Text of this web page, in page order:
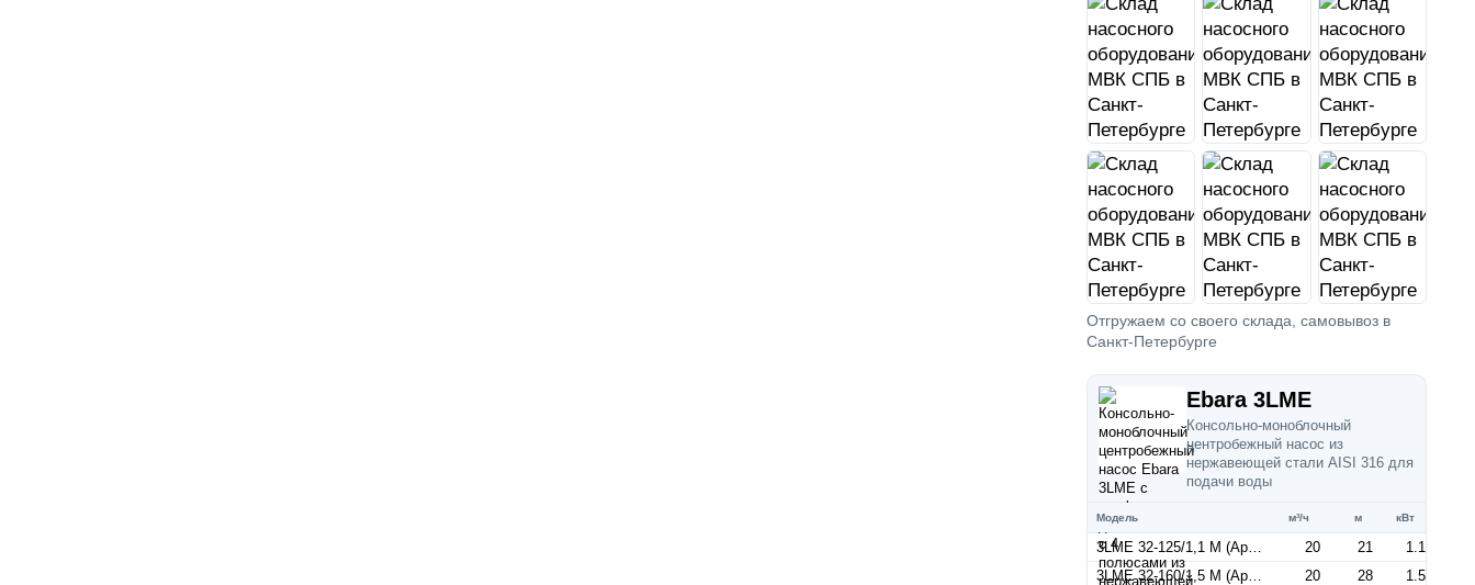
Отгружаем со своего склада, самовывоз в
Санкт-Петербурге
Ebara 3LME
Консольно-моноблочный
центробежный насос из
нержавеющей стали AISI 316 для
подачи воды
Модель м³/ч м кВт
3LME 32-125/1,1 M (Артикул 1302206700) 20 21
1.1
3LME 32-160/1,5 M (Артикул 1302206600)
20 28
1.5